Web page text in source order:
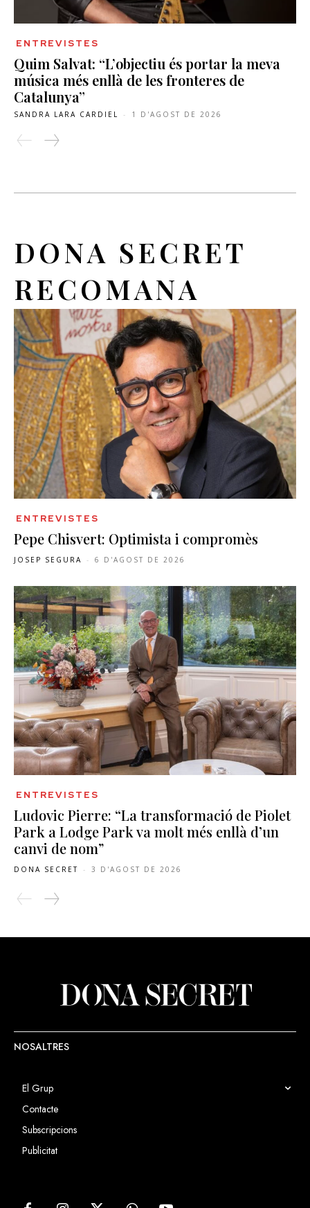
ENTREVISTES
Quim Salvat: “L’objectiu és portar la meva
música més enllà de les fronteres de
Catalunya”
SANDRA LARA CARDIEL - 1 D'AGOST DE 2026
DONA SECRET
RECOMANA
ENTREVISTES
Pepe Chisvert: Optimista i compromès
JOSEP SEGURA - 6 D'AGOST DE 2026
ENTREVISTES
Ludovic Pierre: “La transformació de Piolet
Park a Lodge Park va molt més enllà d’un
canvi de nom”
DONA SECRET - 3 D'AGOST DE 2026
NOSALTRES
El Grup
Contacte
Subscripcions
Publicitat